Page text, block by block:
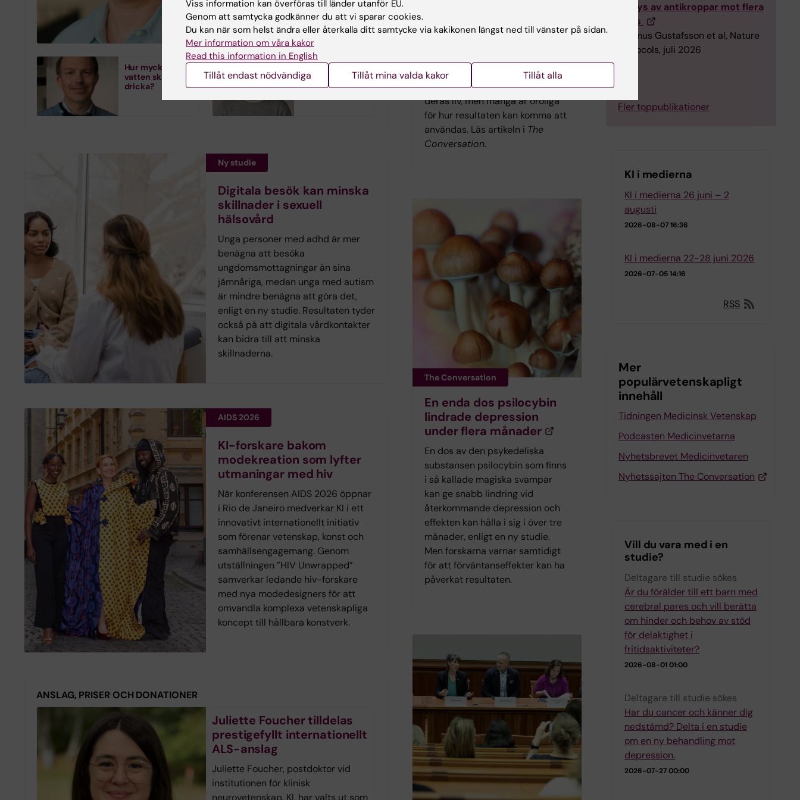
och tidsuppfattning samt
utvärdering av tidshjälpmedel.
Hur mycket
vatten ska man
dricka?
Är din svartsjuka
ett problem?
Ny studie
Digitala besök kan minska
skillnader i sexuell
hälsovård
Unga personer med adhd är mer
benägna att besöka
ungdomsmottagningar än sina
jämnåriga, medan unga med autism
är mindre benägna att göra det,
enligt en ny studie. Resultaten tyder
också på att digitala vårdkontakter
kan bidra till att minska
skillnaderna.
AIDS 2026
KI-forskare bakom
modekreation som lyfter
utmaningar med hiv
När konferensen AIDS 2026 öppnar
i Rio de Janeiro medverkar KI i ett
innovativt internationellt initiativ
som förenar vetenskap, konst och
samhällsengagemang. Genom
utställningen ”HIV Unwrapped”
samverkar ledande hiv-forskare
med nya modedesigners för att
omvandla komplexa vetenskapliga
koncept till hållbara konstverk.
ANSLAG, PRISER OCH DONATIONER
Juliette Foucher tilldelas
prestigefyllt internationellt
ALS-anslag
Juliette Foucher, postdoktor vid
institutionen för klinisk
neurovetenskap, KI, har valts ut som
Forskning från Karolinska
till genetisk forskning om autism
så länge syftet är att förbättra
deras liv, men många är oroliga
för hur resultaten kan komma att
användas. Läs artikeln i The
Conversation.
The Conversation
En enda dos psilocybin
lindrade depression
under flera månader
En dos av den psykedeliska
substansen psilocybin som finns
i så kallade magiska svampar
kan ge snabb lindring vid
återkommande depression och
effekten kan hålla i sig i över tre
månader, enligt en ny studie.
Men forskarna varnar samtidigt
för att förväntanseffekter kan ha
påverkat resultaten.
analys av antikroppar mot flera
virus
Rasmus Gustafsson et al, Nature
Protocols, juli 2026
Fler toppublikationer
KI i medierna
KI i medierna 26 juni – 2
augusti
2026-08-07 16:36
KI i medierna 22-28 juni 2026
2026-07-05 14:16
RSS
Mer
populärvetenskapligt
innehåll
Tidningen Medicinsk Vetenskap
Podcasten Medicinvetarna
Nyhetsbrevet Medicinvetaren
Nyhetssajten The Conversation
Vill du vara med i en
studie?
Deltagare till studie sökes
Är du förälder till ett barn med
cerebral pares och vill berätta
om hinder och behov av stöd
för delaktighet i
fritidsaktiviteter?
2026-08-01 01:00
Deltagare till studie sökes
Har du cancer och känner dig
nedstämd? Delta i en studie
om en ny behandling mot
depression.
2026-07-27 00:00
Viss information kan överföras till länder utanför EU.
Genom att samtycka godkänner du att vi sparar cookies.
Du kan när som helst ändra eller återkalla ditt samtycke via kakikonen längst ned till vänster på sidan.
Mer information om våra kakor
Read this information in English
Tillåt endast nödvändiga Tillåt mina valda kakor Tillåt alla